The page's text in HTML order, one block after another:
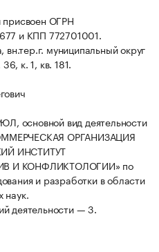
присвоен ОГРН
и КПП 772701001.
муниципальный округ
к. 1, кв. 181.
основной вид деятельности
ОРГАНИЗАЦИЯ
ИНСТИТУТ
И КОНФЛИКТОЛОГИИ» по
и разработки в области
наук.
деятельности — 3.